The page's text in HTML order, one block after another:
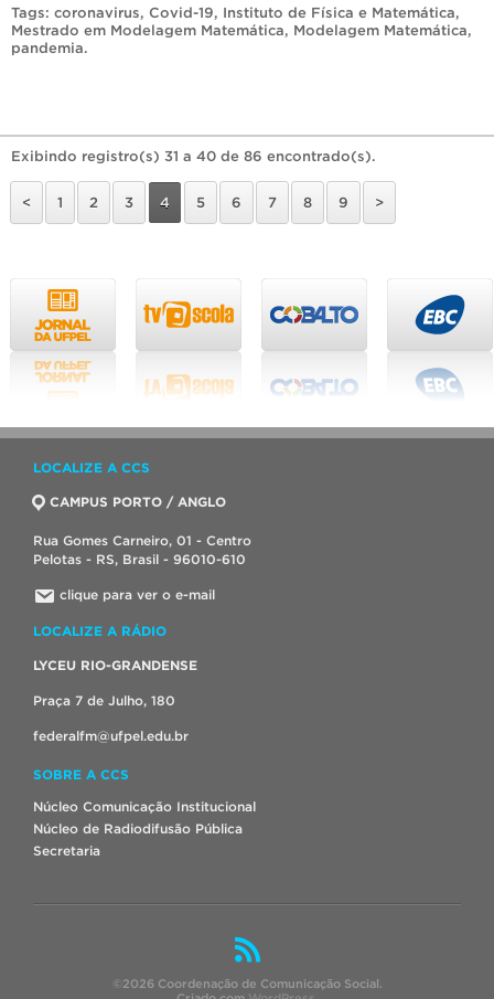
Tags: coronavirus, Covid-19, Instituto de Física e Matemática,
Mestrado em Modelagem Matemática, Modelagem Matemática,
pandemia.
Exibindo registro(s) 31 a 40 de 86 encontrado(s).
< 1 2 3 4 5 6 7 8 9 >
LOCALIZE A CCS
CAMPUS PORTO / ANGLO
Rua Gomes Carneiro, 01 - Centro
Pelotas - RS, Brasil - 96010-610
clique para ver o e-mail
LOCALIZE A RÁDIO
LYCEU RIO-GRANDENSE
Praça 7 de Julho, 180
federalfm@ufpel.edu.br
SOBRE A CCS
Núcleo Comunicação Institucional
Núcleo de Radiodifusão Pública
Secretaria
©2026 Coordenação de Comunicação Social.